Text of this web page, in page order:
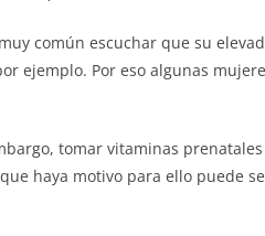
común escuchar que su
ejemplo. Por eso algunas
tomar vitaminas prenatales
haya motivo para ello puede